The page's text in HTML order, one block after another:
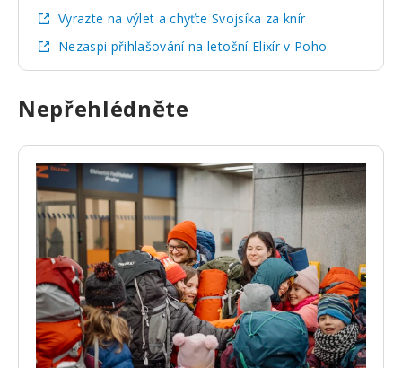
Vyrazte na výlet a chyťte Svojsíka za knír
Nezaspi přihlašování na letošní Elixír v Poho
Nepřehlédněte